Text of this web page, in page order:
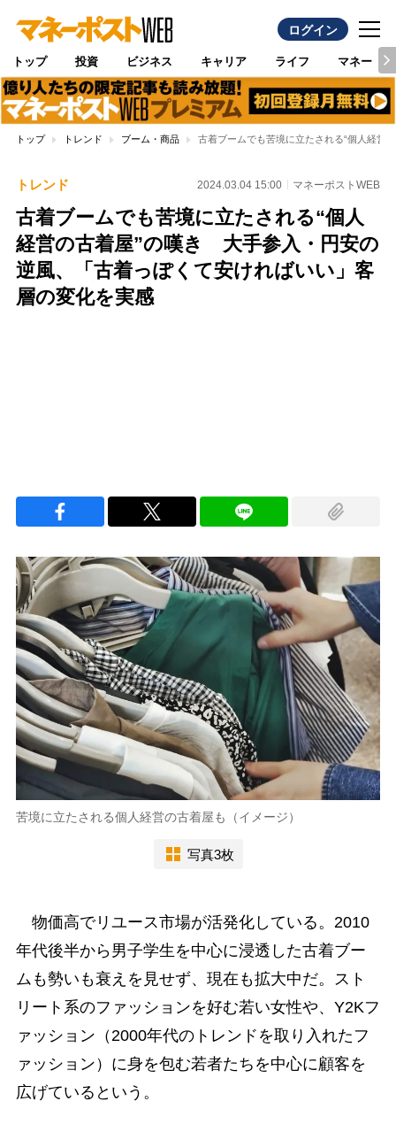
ログイン
トップ 投資 ビジネス キャリア ライフ マネー
トップ トレンド ブーム・商品 古着ブームでも苦境に立たされる“個人経営
トレンド 2024.03.04 15:00 マネーポストWEB
古着ブームでも苦境に立たされる“個人
経営の古着屋”の嘆き 大手参入・円安の
逆風、「古着っぽくて安ければいい」客
層の変化を実感
苦境に立たされる個人経営の古着屋も（イメージ）
写真3枚
物価高でリユース市場が活発化している。2010
年代後半から男子学生を中心に浸透した古着ブー
ムも勢いも衰えを見せず、現在も拡大中だ。スト
リート系のファッションを好む若い女性や、Y2Kフ
ァッション（2000年代のトレンドを取り入れたフ
ァッション）に身を包む若者たちを中心に顧客を
広げているという。